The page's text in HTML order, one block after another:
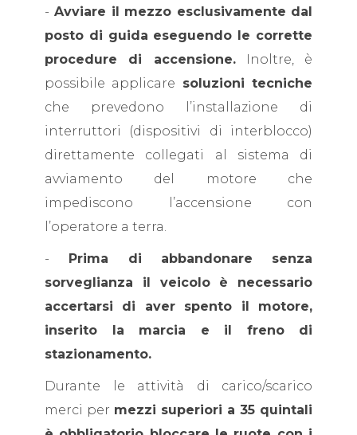
- Avviare il mezzo esclusivamente dal
posto di guida eseguendo le corrette
procedure di accensione.Inoltre, è
possibile applicare soluzioni tecniche
che prevedono l’installazione di
interruttori (dispositivi di interblocco)
direttamente collegati al sistema di
avviamento del motore che
impediscono l’accensione con
l’operatore a terra.
- Prima di abbandonare senza
sorveglianza il veicolo è necessario
accertarsi di aver spento il motore,
inserito la marcia e il freno di
stazionamento.
Durante le attività di carico/scarico
merci per mezzi superiori a 35 quintali